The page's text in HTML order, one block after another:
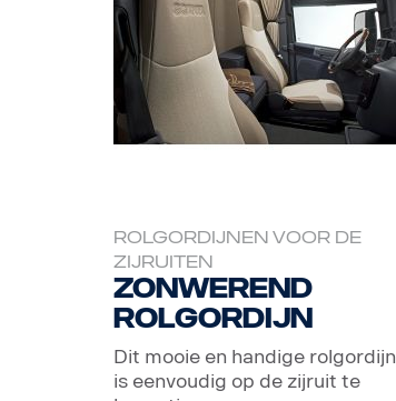
ROLGORDIJNEN VOOR DE
ZIJRUITEN
Zonwerend
rolgordijn
Dit mooie en handige rolgordijn
is eenvoudig op de zijruit te